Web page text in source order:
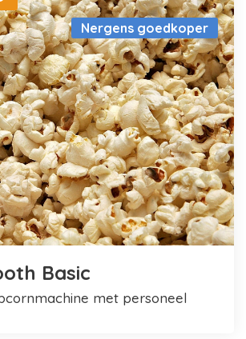
Nergens goedkoper
Basic
met personeel